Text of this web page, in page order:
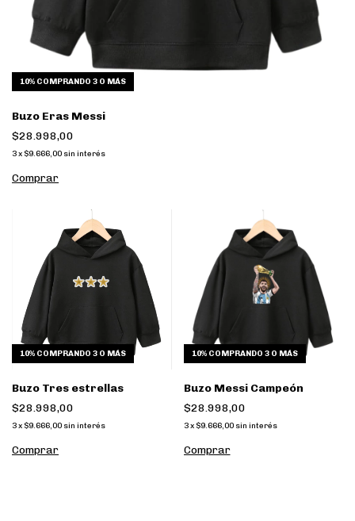
10% COMPRANDO 3 O MÁS
Buzo Eras Messi
$28.998,00
3x $9.666,00 sin interés
Comprar
10% COMPRANDO 3 O MÁS
Buzo Tres estrellas
$28.998,00
3x $9.666,00 sin interés
Comprar
10% COMPRANDO 3 O MÁS
Buzo Messi Campeón
$28.998,00
3 x $9.666,00 sin interés
Comprar